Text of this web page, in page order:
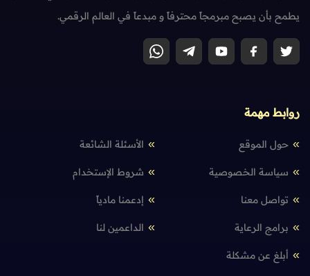
يطمح بأن يصبح مبرمجاً محترفاً و مبدعاً في العالم الرقمي.
روابط مهمة
حول الموقع الأسئلة الشائعة
سياسة الخصوصية شروط الإستخدام
تواصل معنا إدعمنا مادياً
برامج الرعاية الداعمين لنا
أبلغ عن مشكلة